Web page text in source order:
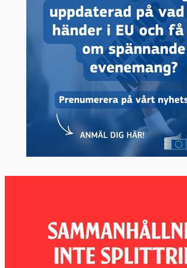
föreslår kommissionen att de ska
Enligt förslaget ska asylansökan
visst EU-land om den asylsökande
fyra kopplingar till detta:
Att man har en make eller
landet,
Att man har ett syskon i det
Att man studerat eller jobbat
landet,
uppehållstillstånd till den
I andra fall ska ansökan prövas i
ankomstlandet i EU. Den